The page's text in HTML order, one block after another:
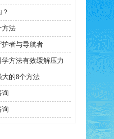
方法
者与导航者
方法有效缓解压力
的8个方法
询
询